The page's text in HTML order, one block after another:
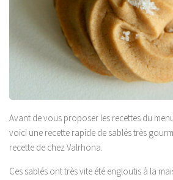
Avant de vous proposer les recettes du
voici une recette rapide de sablés très
recette de chez Valrhona.
Ces sablés ont très vite été engloutis à la